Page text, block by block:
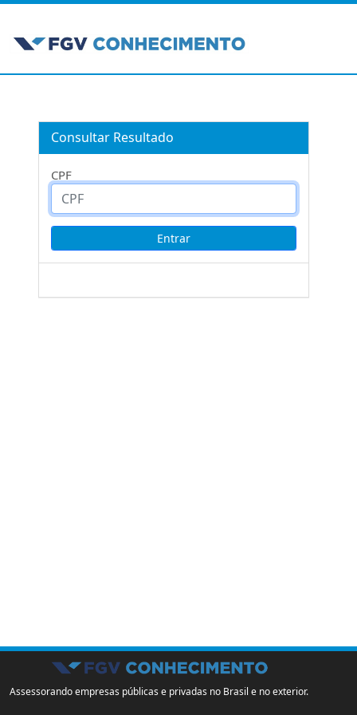
Consultar Resultado
CPF
Assessorando empresas públicas e privadas no Brasil e no exterior.